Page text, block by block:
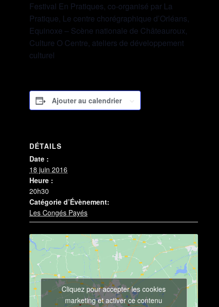
Festival En Pratiques, co-organisé par La
Pratique, Le centre chorégraphique d’Orléans,
Equinoxe – Scène nationale de Châteauroux,
Culture O Centre, ateliers de développement
culturel
Ajouter au calendrier
DÉTAILS
Date :
18 juin 2016
Heure :
20h30
Catégorie d’Évènement:
Les Congés Payés
Cliquez pour accepter les cookies
marketing et activer ce contenu